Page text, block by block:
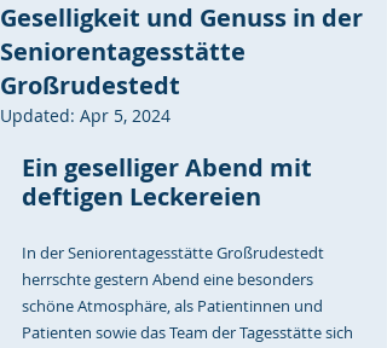
Geselligkeit und Genuss in der
Seniorentagesstätte
Großrudestedt
Updated: Apr 5, 2024
Ein geselliger Abend mit
deftigen Leckereien
In der Seniorentagesstätte Großrudestedt
herrschte gestern Abend eine besonders
schöne Atmosphäre, als Patientinnen und
Patienten sowie das Team der Tagesstätte sich